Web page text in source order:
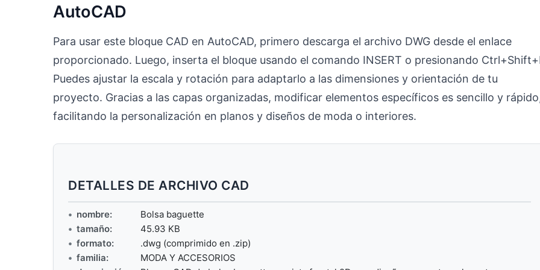
AutoCAD
Para usar este bloque CAD en AutoCAD, primero descarga el archivo DWG desde el enlace
proporcionado. Luego, inserta el bloque usando el comando INSERT o presionando
Puedes ajustar la escala y rotación para adaptarlo a las dimensiones y orientación de tu
proyecto. Gracias a las capas organizadas, modificar elementos específicos es sencillo y
facilitando la personalización en planos y diseños de moda o interiores.
DETALLES DE ARCHIVO CAD
nombre:
Bolsa baguette
tamaño:
45.93 KB
formato:
.dwg (comprimido en .zip)
familia:
MODA Y ACCESORIOS